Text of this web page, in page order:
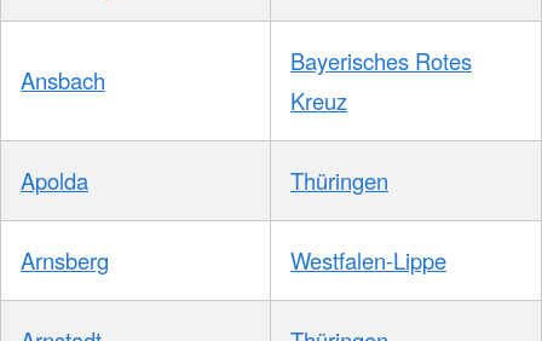
Ansbach
Bayerisches Rotes
Kreuz
Apolda Thüringen
Arnsberg Westfalen-Lippe